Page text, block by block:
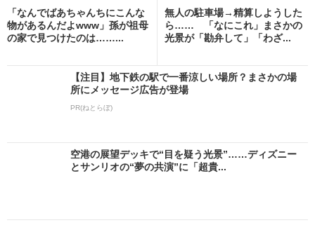
「なんでばあちゃんちにこんな
物があるんだよwww」孫が祖母
の家で見つけたのは……...
無人の駐車場→精算しようした
ら…… 「なにこれ」まさかの
光景が「勘弁して」「わざ...
【注目】地下鉄の駅で一番涼しい場所？まさかの場
所にメッセージ広告が登場
PR(ねとらぼ)
空港の展望デッキで“目を疑う光景”……ディズニー
とサンリオの“夢の共演”に「超貴...